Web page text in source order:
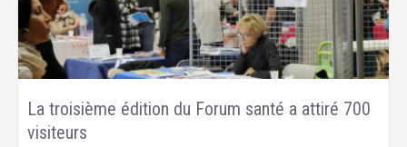
La troisième édition du Forum santé a attiré 700
visiteurs